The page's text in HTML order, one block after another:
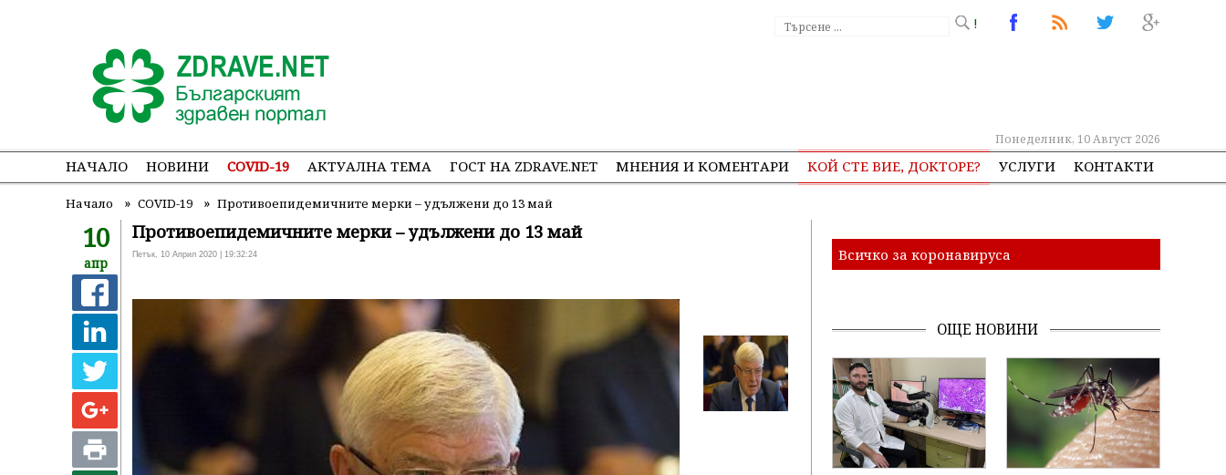
!
Понеделник, 10 Август 2026
НАЧАЛО НОВИНИ COVID-19 АКТУАЛНА ТЕМА ГОСТ НА ZDRAVE.NET МНЕНИЯ И КОМЕНТАРИ КОЙ СТЕ ВИЕ, ДОКТОРЕ? УСЛУГИ КОНТАКТИ
Начало » COVID-19 » Противоепидемичните мерки – удължени до 13 май
10
апр
Противоепидемичните мерки – удължени до 13 май
Петък, 10 Април 2020 | 19:32:24 Всичко за коронавируса
ОЩЕ НОВИНИ